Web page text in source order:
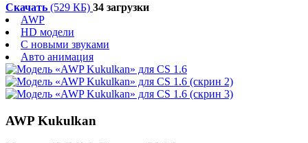
Скачать (529 КБ) 34 загрузки
AWP
HD модели
С новыми звуками
Авто анимация
AWP Kukulkan